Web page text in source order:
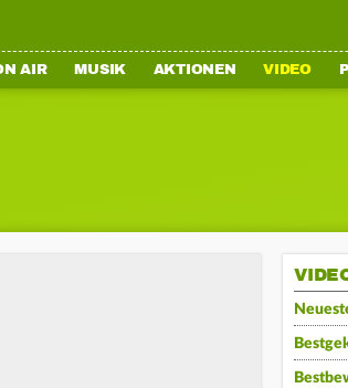
AIR MUSIK AKTIONEN VIDEO